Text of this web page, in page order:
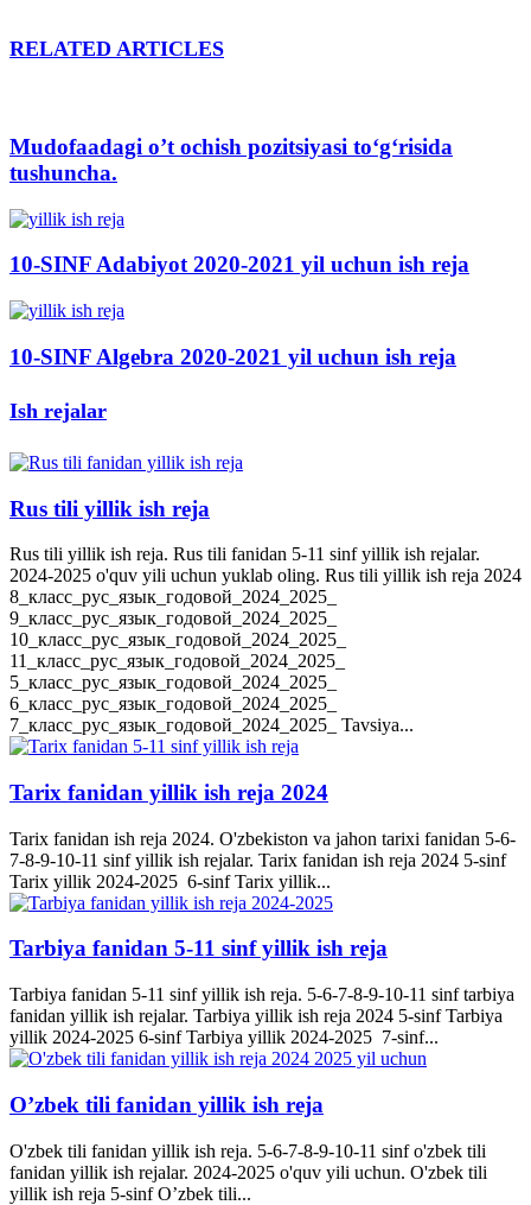
RELATED ARTICLES
Mudofaadagi o’t ochish pozitsiyasi to‘g‘risida
tushuncha.
10-SINF Adabiyot 2020-2021 yil uchun ish reja
10-SINF Algebra 2020-2021 yil uchun ish reja
Ish rejalar
Rus tili yillik ish reja
Rus tili yillik ish reja. Rus tili fanidan 5-11 sinf yillik ish rejalar.
2024-2025 o'quv yili uchun yuklab oling. Rus tili yillik ish reja 2024
8_класс_рус_язык_годовой_2024_2025_
9_класс_рус_язык_годовой_2024_2025_
10_класс_рус_язык_годовой_2024_2025_
11_класс_рус_язык_годовой_2024_2025_
5_класс_рус_язык_годовой_2024_2025_
6_класс_рус_язык_годовой_2024_2025_
7_класс_рус_язык_годовой_2024_2025_ Tavsiya...
Tarix fanidan yillik ish reja 2024
Tarix fanidan ish reja 2024. O'zbekiston va jahon tarixi fanidan 5-6-
7-8-9-10-11 sinf yillik ish rejalar. Tarix fanidan ish reja 2024 5-sinf
Tarix yillik 2024-2025 6-sinf Tarix yillik...
Tarbiya fanidan 5-11 sinf yillik ish reja
Tarbiya fanidan 5-11 sinf yillik ish reja. 5-6-7-8-9-10-11 sinf tarbiya
fanidan yillik ish rejalar. Tarbiya yillik ish reja 2024 5-sinf Tarbiya
yillik 2024-2025 6-sinf Tarbiya yillik 2024-2025 7-sinf...
O’zbek tili fanidan yillik ish reja
O'zbek tili fanidan yillik ish reja. 5-6-7-8-9-10-11 sinf o'zbek tili
fanidan yillik ish rejalar. 2024-2025 o'quv yili uchun. O'zbek tili
yillik ish reja 5-sinf O’zbek tili...